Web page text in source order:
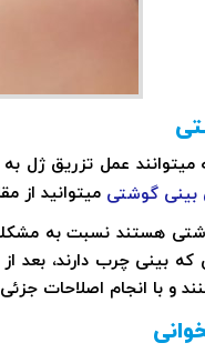
عمل تزریق ژل به
گوشتی میتوانید از
هستند نسبت به
که بینی چرب دارند،
و با انجام اصلاحات